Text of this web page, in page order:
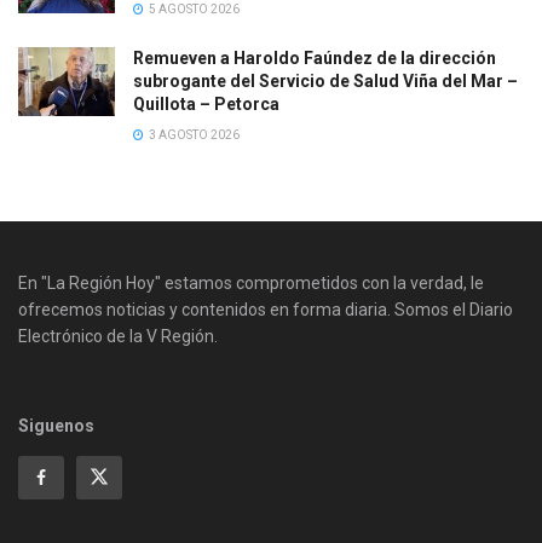
5 AGOSTO 2026
Remueven a Haroldo Faúndez de la dirección
subrogante del Servicio de Salud Viña del Mar –
Quillota – Petorca
3 AGOSTO 2026
En "La Región Hoy" estamos comprometidos con la verdad, le
ofrecemos noticias y contenidos en forma diaria. Somos el Diario
Electrónico de la V Región.
Siguenos